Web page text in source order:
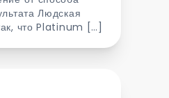
Людская
что Platinum […]